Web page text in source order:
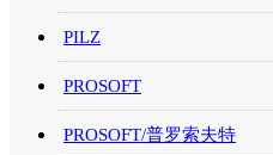
PILZ
PROSOFT
PROSOFT/普罗索夫特